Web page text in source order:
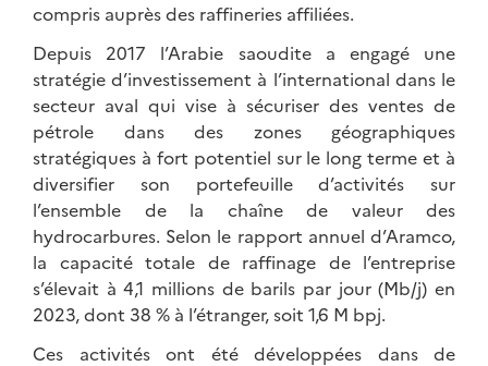
compris auprès des raffineries affiliées.
Depuis 2017 l’Arabie saoudite a engagé une
stratégie d’investissement à l’international dans le
secteur aval qui vise à sécuriser des ventes de
pétrole dans des zones géographiques
stratégiques à fort potentiel sur le long terme et à
diversifier son portefeuille d’activités sur
l’ensemble de la chaîne de valeur des
hydrocarbures. Selon le rapport annuel d’Aramco,
la capacité totale de raffinage de l’entreprise
s’élevait à 4,1 millions de barils par jour (Mb/j) en
2023, dont 38 % à l’étranger, soit 1,6 M bpj.
Ces activités ont été développées dans de